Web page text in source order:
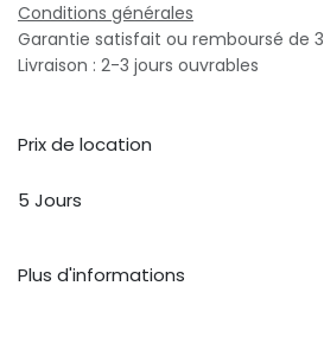
Conditions générales
Garantie satisfait ou remboursé de
Livraison : 2-3 jours ouvrables
Prix ​​de location
5 Jours
Plus d'informations